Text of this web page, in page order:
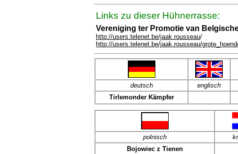
Links zu dieser Hühnerrasse:
Vereniging ter Promotie van
http://users.telenet.be/jaak.rousseau/
http://users.telenet.be/jaak.rousseau/
deutsch englisch
Tirlemonder Kämpfer
polnisch
Bojowiec z Tienen